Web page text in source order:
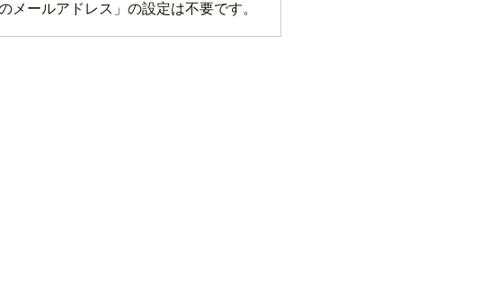
ールアドレス」の設定は不要です。